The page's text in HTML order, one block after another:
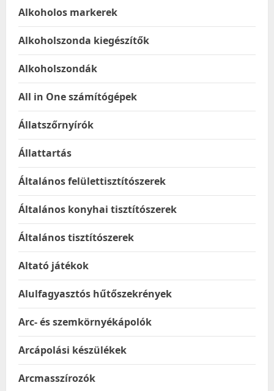
Alkoholos markerek
Alkoholszonda kiegészítők
Alkoholszondák
All in One számítógépek
Állatszőrnyírók
Állattartás
Általános felülettisztítószerek
Általános konyhai tisztítószerek
Általános tisztítószerek
Altató játékok
Alulfagyasztós hűtőszekrények
Arc- és szemkörnyékápolók
Arcápolási készülékek
Arcmasszírozók